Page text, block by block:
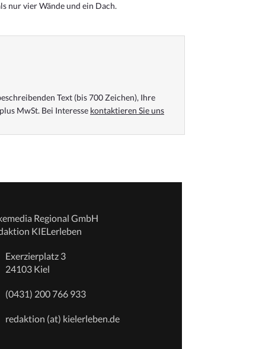
nur vier Wände und ein Dach.
Text (bis 700 Zeichen), Ihre
plus MwSt. Bei Interesse kontaktieren Sie uns
Regional GmbH
KIELerleben
Exerzierplatz 3
24103 Kiel
(0431) 200 766 933
redaktion (at) kielerleben.de